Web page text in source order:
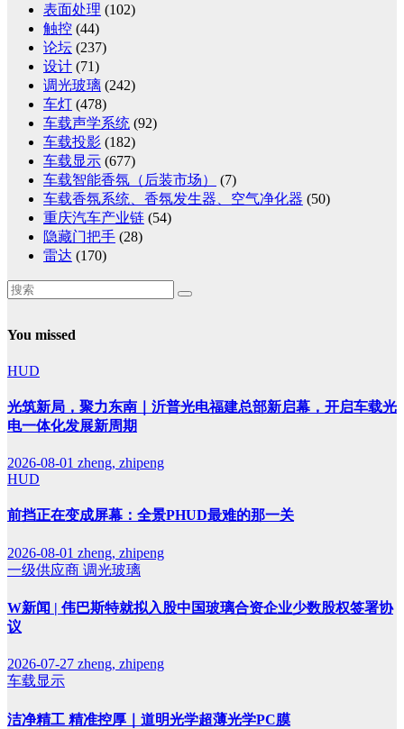
表面处理 (102)
触控 (44)
论坛 (237)
设计 (71)
调光玻璃 (242)
车灯 (478)
车载声学系统 (92)
车载投影 (182)
车载显示 (677)
车载智能香氛（后装市场）
(7)
车载香氛系统、香氛发生器、空气净化器 (50)
重庆汽车产业链 (54)
隐藏门把手 (28)
雷达 (170)
You missed
HUD
光筑新局，聚力东南｜沂普光电福建总部新启幕，开启车载光
电一体化发展新周期
2026-08-01 zheng, zhipeng
HUD
前挡正在变成屏幕：全景PHUD最难的那一关
2026-08-01 zheng, zhipeng
一级供应商 调光玻璃
W新闻 | 伟巴斯特就拟入股中国玻璃合资企业少数股权签署协
议
2026-07-27 zheng, zhipeng
车载显示
洁净精工 精准控厚｜道明光学超薄光学PC膜